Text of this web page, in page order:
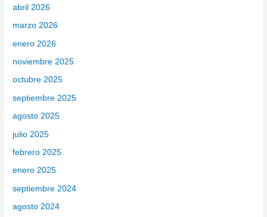
o
r
:
abril 2026
marzo 2026
enero 2026
noviembre 2025
octubre 2025
septiembre 2025
agosto 2025
julio 2025
febrero 2025
enero 2025
septiembre 2024
agosto 2024